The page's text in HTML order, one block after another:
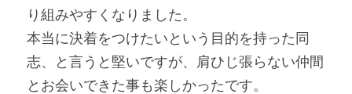
り組みやすくなりました。
本当に決着をつけたいという目的を持った同
志、と言うと堅いですが、肩ひじ張らない仲間
とお会いできた事も楽しかったです。